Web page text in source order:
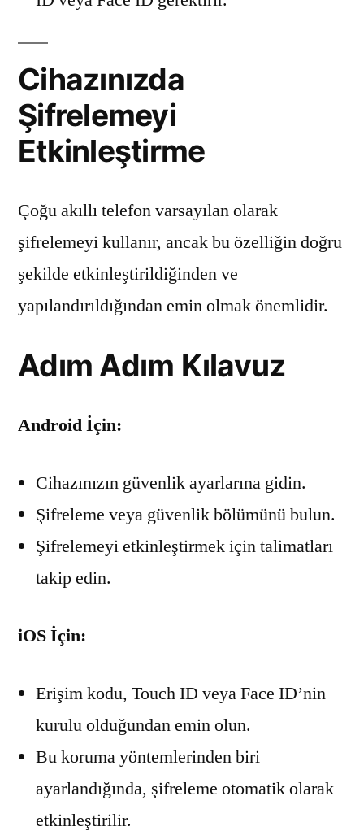
Cihazınızda
Şifrelemeyi
Etkinleştirme
Çoğu akıllı telefon varsayılan olarak
şifrelemeyi kullanır, ancak bu özelliğin doğru
şekilde etkinleştirildiğinden ve
yapılandırıldığından emin olmak önemlidir.
Adım Adım Kılavuz
Android İçin:
Cihazınızın güvenlik ayarlarına gidin.
Şifreleme veya güvenlik bölümünü bulun.
Şifrelemeyi etkinleştirmek için talimatları
takip edin.
iOS İçin:
Erişim kodu, Touch ID veya Face ID’nin
kurulu olduğundan emin olun.
Bu koruma yöntemlerinden biri
ayarlandığında, şifreleme otomatik olarak
etkinleştirilir.